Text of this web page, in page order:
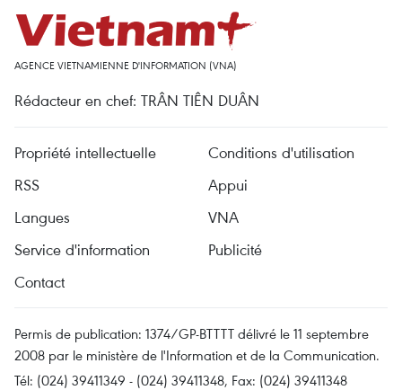
AGENCE VIETNAMIENNE D'INFORMATION (VNA)
Rédacteur en chef: TRÂN TIÊN DUÂN
Propriété intellectuelle
Conditions d'utilisation
RSS
Appui
Langues
VNA
Service d'information
Publicité
Contact
Permis de publication: 1374/GP-BTTTT délivré le 11 septembre
2008 par le ministère de l'Information et de la Communication.
Tél: (024) 39411349 - (024) 39411348, Fax: (024) 39411348